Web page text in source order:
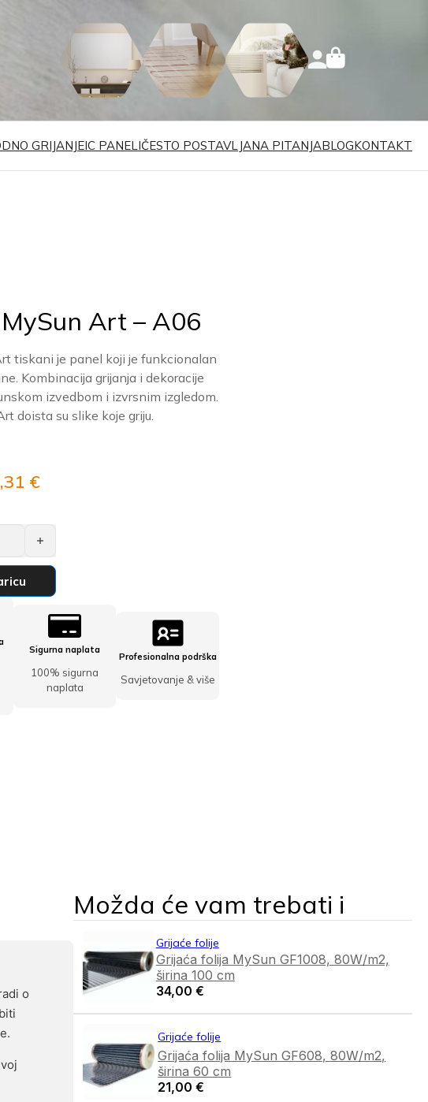
GRIJANJEIC PANELIČESTO POSTAVLJANA PITANJABLOGKONTAKT
Art – A06
tiskani je panel koji je funkcionalan
Kombinacija grijanja i dekoracije
izvedbom i izvrsnim izgledom.
doista su slike koje griju.
cijena bila je: 313,68 €.
€Trenutna cijena je: 282,31 €.
A06 količina
Sigurna naplata
100% sigurna
naplata
Profesionalna podrška
Savjetovanje & više
o
Možda će vam trebati i
Grijaće folije
Grijaća folija MySun GF1008, 80W/m2,
širina 100 cm
34,00 €
Grijaće folije
Grijaća folija MySun GF608, 80W/m2,
širina 60 cm
21,00€